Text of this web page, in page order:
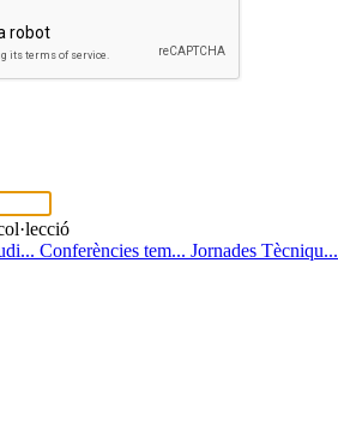
Conferències tem... Jornades Tècniqu...